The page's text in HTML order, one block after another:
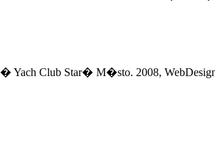
� Yach Club Star� M�sto. 2008,